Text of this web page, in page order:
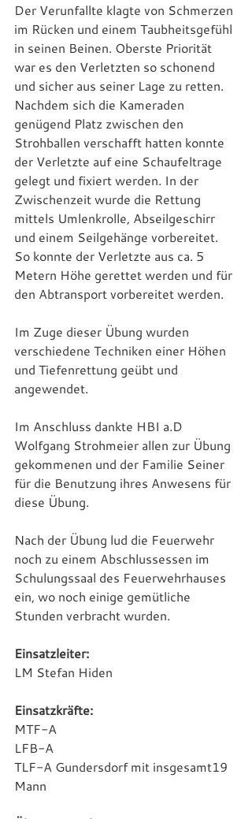
Der Verunfallte klagte von Schmerzen
im Rücken und einem Taubheitsgefühl
in seinen Beinen. Oberste Priorität
war es den Verletzten so schonend
und sicher aus seiner Lage zu retten.
Nachdem sich die Kameraden
genügend Platz zwischen den
Strohballen verschafft hatten konnte
der Verletzte auf eine Schaufeltrage
gelegt und fixiert werden. In der
Zwischenzeit wurde die Rettung
mittels Umlenkrolle, Abseilgeschirr
und einem Seilgehänge vorbereitet.
So konnte der Verletzte aus ca. 5
Metern Höhe gerettet werden und für
den Abtransport vorbereitet werden.
Im Zuge dieser Übung wurden
verschiedene Techniken einer Höhen
und Tiefenrettung geübt und
angewendet.
Im Anschluss dankte HBI a.D
Wolfgang Strohmeier allen zur Übung
gekommenen und der Familie Seiner
für die Benutzung ihres Anwesens für
diese Übung.
Nach der Übung lud die Feuerwehr
noch zu einem Abschlussessen im
Schulungssaal des Feuerwehrhauses
ein, wo noch einige gemütliche
Stunden verbracht wurden.
Einsatzleiter:
LM Stefan Hiden
Einsatzkräfte:
MTF-A
LFB-A
TLF-A Gundersdorf mit insgesamt19
Mann